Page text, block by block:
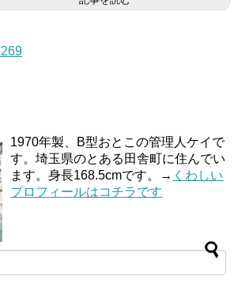
1970年製、B型おとこの管理人ケイで
す。埼玉県のとある田舎町に住んでい
ます。身長168.5cmです。→ くわしい
プロフィールはコチラです